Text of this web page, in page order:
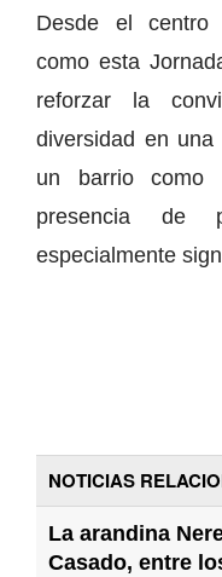
Desde el centro
como esta
reforzar la
diversidad en una
un barrio como
presencia de
especialmente
NOTICIAS
La arandina
Casado, entre